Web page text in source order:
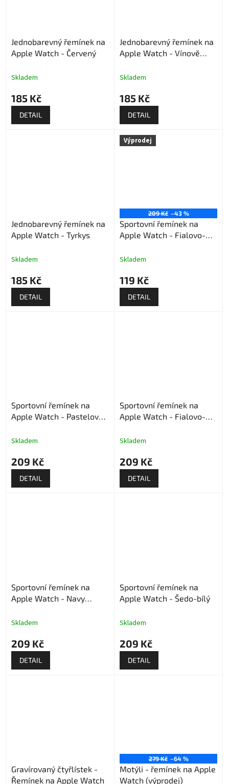
Jednobarevný řemínek na
Apple Watch - Červený
Skladem
185 Kč
DETAIL
Jednobarevný řemínek na
Apple Watch - Vínově
Skladem
185 Kč
DETAIL
Jednobarevný řemínek na
Apple Watch - Tyrkys
Skladem
185 Kč
DETAIL
Výprodej
209 Kč –43 %
Sportovní řemínek na
Apple Watch - Fialovo-
Skladem
119 Kč
DETAIL
Sportovní řemínek na
Apple Watch - Pastelově
Skladem
209 Kč
DETAIL
Sportovní řemínek na
Apple Watch - Fialovo-
Skladem
209 Kč
DETAIL
Sportovní řemínek na
Apple Watch - Navy
Skladem
209 Kč
DETAIL
Sportovní řemínek na
Apple Watch - Šedo-bílý
Skladem
209 Kč
DETAIL
Gravírovaný čtyřlístek -
Řemínek na Apple Watch
279 Kč –64 %
Motýli - řemínek na Apple
Watch (výprodej)